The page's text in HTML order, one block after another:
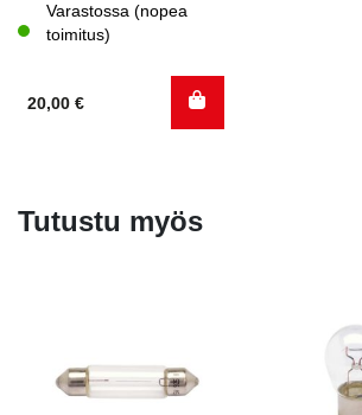
Varastossa (nopea
toimitus)
20,00 €
Tutustu myös